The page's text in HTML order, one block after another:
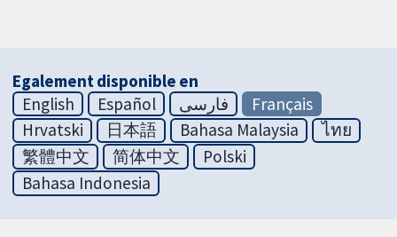
Egalement disponible en
English
Español فارسی
Français
Hrvatski
日本語 Bahasa Malaysia
ไทย
繁體中文
简体中文
Polski
Bahasa Indonesia